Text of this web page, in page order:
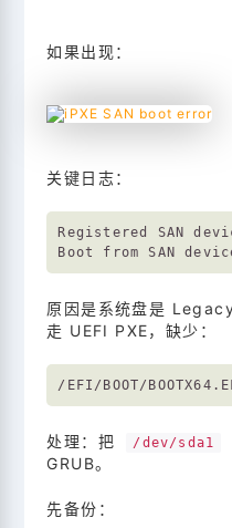
如果出现：
关键日志：
Registered SAN
原因是系统盘是
走 UEFI PXE，缺少：
处理：把 /dev/sda1
GRUB。
先备份：